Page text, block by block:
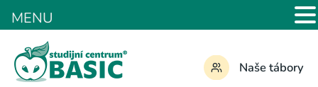
Naše tábory
MENU